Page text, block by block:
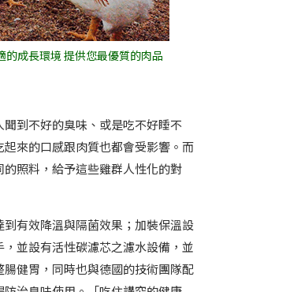
的成長環境 提供您最優質的肉品
到不好的臭味、或是吃不好睡不
來的口感跟肉質也都會受影響。而
照料，給予這些雞群人性化的對
有效降溫與隔菌效果；加裝保溫設
並設有活性碳濾芯之濾水設備，並
健胃，同時也與德國的技術團隊配